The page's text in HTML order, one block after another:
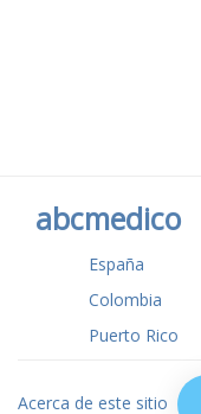
abcmedico
España
Colombia
Puerto Rico
Acerca de este sitio